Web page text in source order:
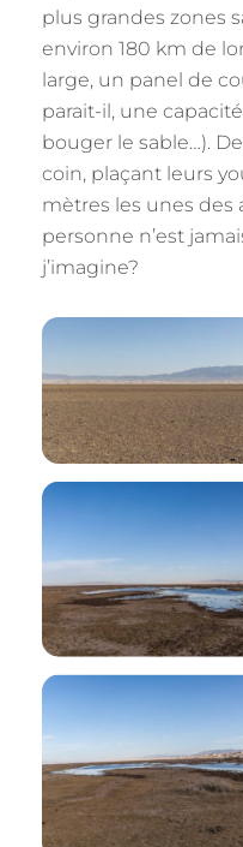
plus grandes zones
environ 180 km de
large, un panel de
parait-il, une
bouger le sable…).
coin, plaçant leurs
mètres les unes des
personne n’est
j’imagine?